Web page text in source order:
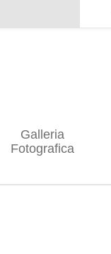
Galleria
Fotografica